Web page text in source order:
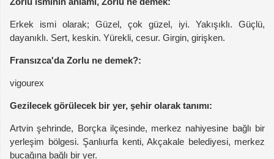
Erkek ismi olarak; Güzel, çok güzel, iyi. Yakışıklı. Güçlü,
dayanıklı. Sert, keskin. Yürekli, cesur. Girgin, girişken.
Fransızca'da Zorlu ne demek?:
vigourex
Gezilecek görülecek bir yer, şehir olarak tanımı:
Artvin şehrinde, Borçka ilçesinde, merkez nahiyesine bağlı bir
yerleşim bölgesi. Şanlıurfa kenti, Akçakale belediyesi, merkez
bucağına bağlı bir yer.